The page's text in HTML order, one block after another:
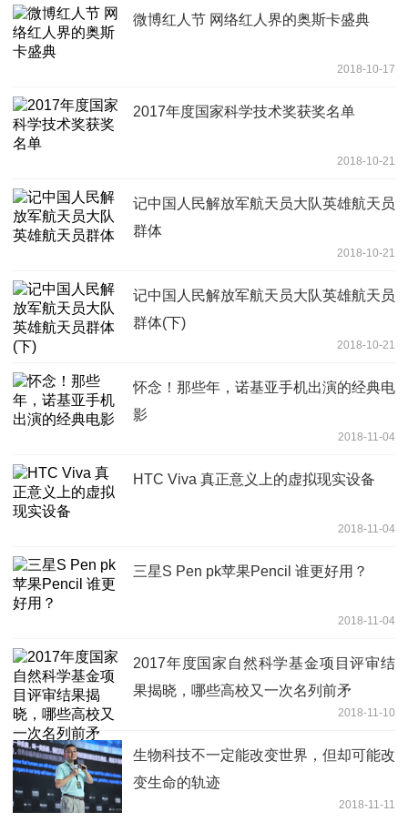
微博红人节 网络红人界的奥斯卡盛典
2018-10-17
2017年度国家科学技术奖获奖名单
2018-10-21
记中国人民解放军航天员大队英雄航天员
群体
2018-10-21
记中国人民解放军航天员大队英雄航天员
群体(下)
2018-10-21
怀念！那些年，诺基亚手机出演的经典电
影
2018-11-04
HTC Viva 真正意义上的虚拟现实设备
2018-11-04
三星S Pen pk苹果Pencil 谁更好用？
2018-11-04
2017年度国家自然科学基金项目评审结
果揭晓，哪些高校又一次名列前矛
2018-11-10
生物科技不一定能改变世界，但却可能改
变生命的轨迹
2018-11-11